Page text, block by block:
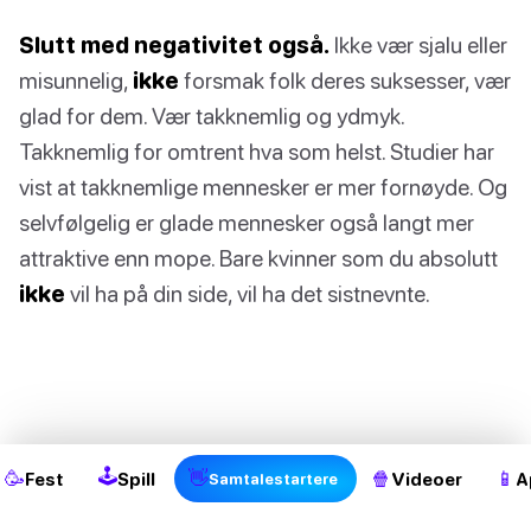
Slutt med negativitet også. Ikke vær sjalu eller
misunnelig, ikke forsmak folk deres suksesser, vær
glad for dem. Vær takknemlig og ydmyk.
Takknemlig for omtrent hva som helst. Studier har
vist at takknemlige mennesker er mer fornøyde. Og
selvfølgelig er glade mennesker også langt mer
attraktive enn mope. Bare kvinner som du absolutt
ikke vil ha på din side, vil ha det sistnevnte.
🥳Fest 🕹Spill 👋Samtalestartere 🍿 Videoer 📱